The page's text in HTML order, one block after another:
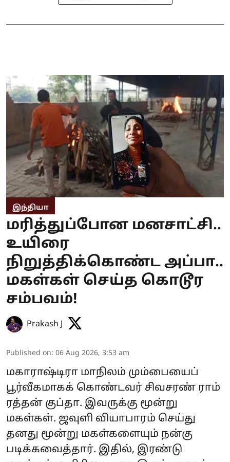
இந்தியா
மரித்துப்போன மனசாட்சி..
உயிரை
நிறுத்திக்கொண்ட அப்பா..
மகள்கள் செய்த கொடூர
சம்பவம்!
Prakash J
Published on: 06 Aug 2026, 3:53 am
மகாராஷ்டிரா மாநிலம் மும்பையைப்
பூர்வீகமாகக் கொண்டவர் சிவசரண் ராம்
ரத்தன் குப்தா. இவருக்கு மூன்று
மகள்கள். ஜவுளி வியாபாரம் செய்து
தனது மூன்று மகள்களையும் நன்கு
படிக்கவைத்தார். இதில், இரண்டு